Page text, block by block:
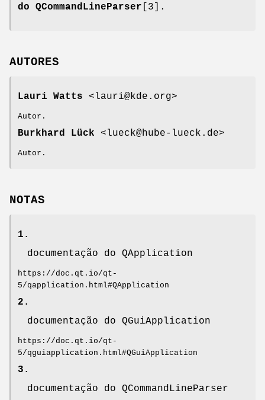
do QCommandLineParser [3].
AUTORES
Lauri Watts <lauri@kde.org>
Autor.
Burkhard Lück <lueck@hube-lueck.de>
Autor.
NOTAS
1.
documentação do QApplication
https://doc.qt.io/qt-
5/qapplication.html#QApplication
2.
documentação do QGuiApplication
https://doc.qt.io/qt-
5/qguiapplication.html#QGuiApplication
3.
documentação do QCommandLineParser